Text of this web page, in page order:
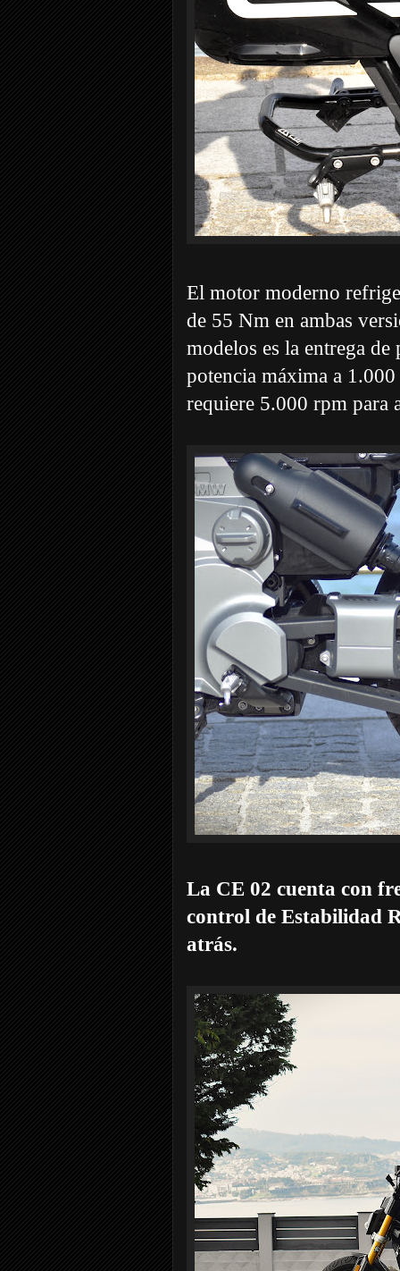
El motor moderno
de 55 Nm en ambas
modelos es la entrega
potencia máxima a
requiere 5.000 rpm para
La CE 02 cuenta con
control de Estabilidad
atrás.